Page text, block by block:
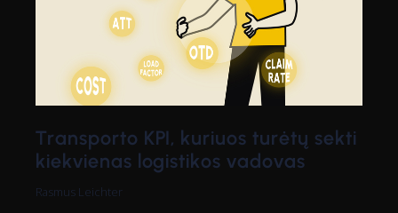
Transporto KPI, kuriuos turėtų sekti
kiekvienas logistikos vadovas
Rasmus Leichter